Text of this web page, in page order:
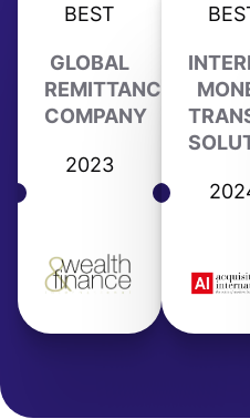
BEST
GLOBAL
REMITTANCE
COMPANY
2023